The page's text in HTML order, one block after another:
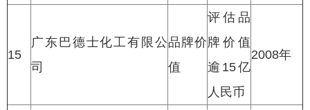
15
广东巴德士化工有限公
司
品牌价
值
评估品
牌价值
逾15亿
人民币
2008年